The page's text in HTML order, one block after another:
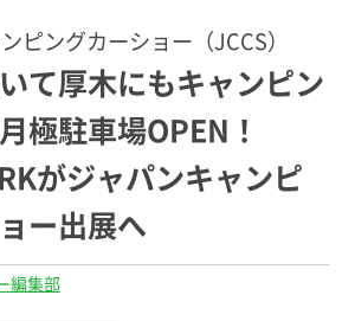
ピングカーショー（JCCS）
て厚木にもキャンピン
極駐車場OPEN！
がジャパンキャンピ
ー出展へ
編集部